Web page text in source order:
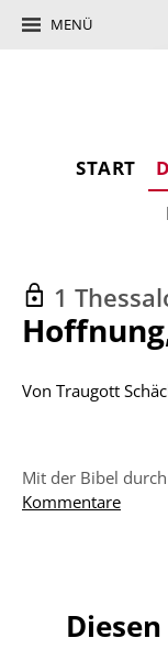
MENÜ
START
1
:
Von Traugott
Mit der Bibel
Kommentare